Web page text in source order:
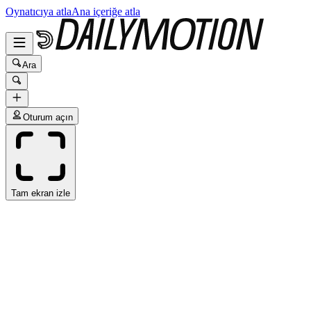
Oynatıcıya atlaAna içeriğe atla
Ara
Oturum açın
Tam ekran izle